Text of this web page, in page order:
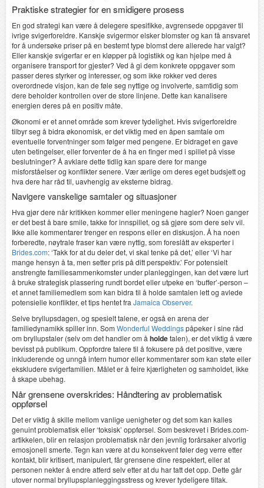
Praktiske strategier for en smidigere prosess
En god strategi kan være å delegere spesifikke, avgrensede oppgaver til
ivrige svigerforeldre. Kanskje svigermor elsker blomster og kan få ansvaret
for å undersøke priser på en bestemt type blomst dere allerede har valgt?
Eller kanskje svigerfar er en kløpper på logistikk og kan hjelpe med å
organisere transport for gjester? Ved å gi dem konkrete oppgaver som
passer deres styrker og interesser, og som ikke rokker ved deres
overordnede visjon, kan de føle seg nyttige og involverte, samtidig som
dere beholder kontrollen over de store linjene. Dette kan kanalisere
energien deres på en positiv måte.
Økonomi er et annet område som krever tydelighet. Hvis svigerforeldre
tilbyr seg å bidra økonomisk, er det viktig med en åpen samtale om
eventuelle forventninger som følger med pengene. Er bidraget en gave
uten betingelser, eller forventer de å ha en finger med i spillet på visse
beslutninger? Å avklare dette tidlig kan spare dere for mange
misforståelser og konflikter senere. Vær ærlige om deres eget budsjett og
hva dere har råd til, uavhengig av eksterne bidrag.
Navigere vanskelige samtaler og situasjoner
Hva gjør dere når kritikken kommer eller meningene hagler? Noen ganger
er det best å bare smile, takke for innspillet, og så gjøre som dere selv vil.
Ikke alle kommentarer trenger en respons eller en diskusjon. Å ha noen
forberedte, nøytrale fraser kan være nyttig, som foreslått av eksperter i
Brides.com: ‘Takk for at du deler det, vi skal tenke på det,’ eller ‘Vi har
mange hensyn å ta, men setter pris på ditt perspektiv.’ For potensielt
anstrengte familiesammenkomster under planleggingen, kan det være lurt
å bruke strategisk plassering rundt bordet eller utpeke en ‘buffer’-person –
et annet familiemedlem som kan bidra til å holde samtalen lett og avlede
potensielle konflikter, et tips hentet fra Jamaica Observer.
Selve bryllupsdagen, og spesielt talene, er også en arena der
familiedynamikk spiller inn. Som Wonderful Weddingspåpeker i sine råd
om bryllupstaler (selv om det handler om å holdetalen), er det viktig å være
bevisst på publikum. Oppfordre talere til å fokusere på det positive, være
inkluderende og unngå intern humor eller kommentarer som kan støte eller
ekskludere svigerfamilien. Målet er å feire kjærligheten og samholdet, ikke
å skape ubehag.
Når grensene overskrides: Håndtering av problematisk
oppførsel
Det er viktig å skille mellom vanlige uenigheter og det som kan kalles
genuint problematisk eller ‘toksisk’ oppførsel. Som beskrevet i Brides.com-
artikkelen, blir en relasjon problematisk når den jevnlig forårsaker alvorlig
emosjonell smerte. Tegn kan være at du konsekvent føler deg verre etter
kontakt, blir kritisert, manipulert, får grensene dine respektert, eller at
personen nekter å endre atferd selv etter at du har tatt det opp. Dette går
utover normal bryllupsplanleggingsstress og krever tydeligere tiltak.